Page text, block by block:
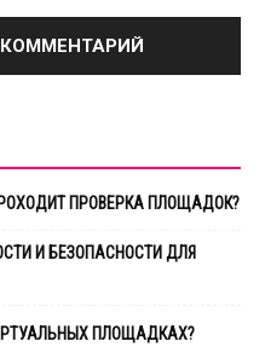
ПРОВЕРКА ПЛОЩАДОК?
И БЕЗОПАСНОСТИ ДЛЯ
ПЛОЩАДКАХ?